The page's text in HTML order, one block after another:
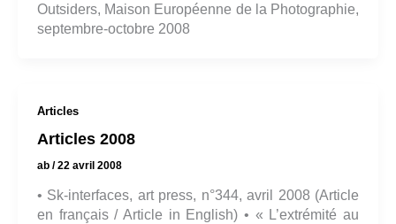
Outsiders, Maison Européenne de la Photographie,
septembre-octobre 2008
Articles
Articles 2008
ab /22 avril 2008
• Sk-interfaces, art press, n°344, avril 2008 (Article
en français / Article in English) • « L’extrémité au